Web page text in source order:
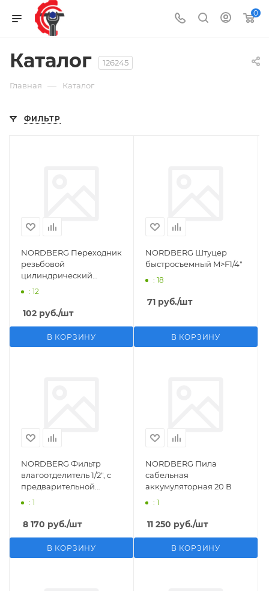
0
Каталог 126245
Главная — Каталог
ФИЛЬТР
NORDBERG Переходник
резьбовой
цилиндрический
M1/2">F1/4"
: 12
102 руб./шт
В КОРЗИНУ
NORDBERG Штуцер
быстросъемный M>F1/4"
: 18
71 руб./шт
В КОРЗИНУ
NORDBERG Фильтр
влагоотделитель 1/2", с
предварительной
фильтрацией
: 1
8 170 руб./шт
В КОРЗИНУ
NORDBERG Пила
сабельная
аккумуляторная 20 В
: 1
11 250 руб./шт
В КОРЗИНУ